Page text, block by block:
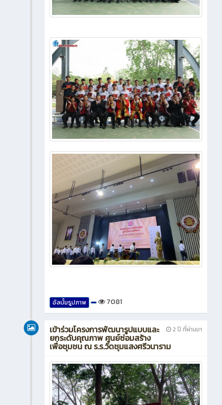
อัลบั้มรูปภาพ 7081
2 ปี ที่ผ่านมา
เข้าร่วมโครงการพัฒนารูปแบบและ
ยกระดับคุณภาพ ศูนย์ซ่อมสร้าง
เพื่อชุมชน ณ ร.ร.วัดชุมแสงศรีวนาราม